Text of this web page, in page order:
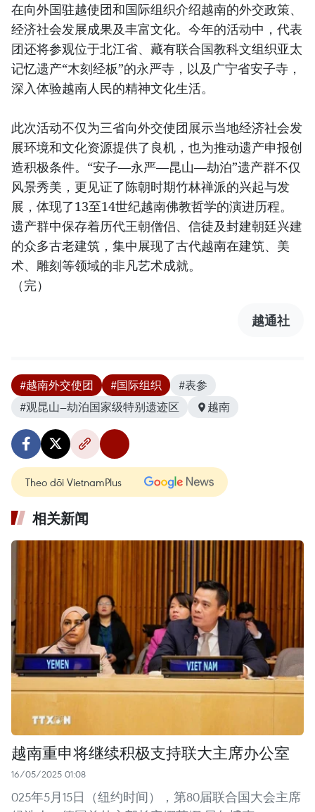
在向外国驻越使团和国际组织介绍越南的外交政策、
经济社会发展成果及丰富文化。今年的活动中，代表
团还将参观位于北江省、藏有联合国教科文组织亚太
记忆遗产“木刻经板”的永严寺，以及广宁省安子寺，
深入体验越南人民的精神文化生活。
此次活动不仅为三省向外交使团展示当地经济社会发
展环境和文化资源提供了良机，也为推动遗产申报创
造积极条件。“安子—永严—昆山—劫泊”遗产群不仅
风景秀美，更见证了陈朝时期竹林禅派的兴起与发
展，体现了13至14世纪越南佛教哲学的演进历程。
遗产群中保存着历代王朝僧侣、信徒及封建朝廷兴建
的众多古老建筑，集中展现了古代越南在建筑、美
术、雕刻等领域的非凡艺术成就。
（完）
越通社
#越南外交使团 #国际组织
#表参
#观昆山—劫泊国家级特别遗迹区
越南
Theo dõi VietnamPlus
相关新闻
越南重申将继续积极支持联大主席办公室
16/05/2025 01:08
025年5月15日（纽约时间），第80届联合国大会主席